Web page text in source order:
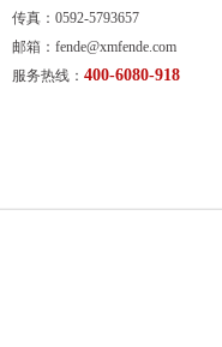
传真：0592-5793657
邮箱：fende@xmfende.com
服务热线： 400-6080-918